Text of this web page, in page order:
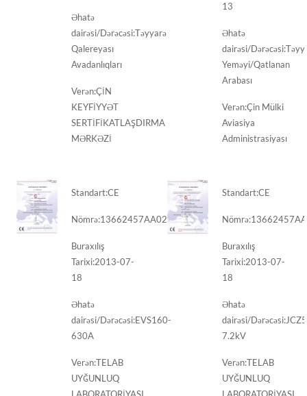
Əhatə
dairəsi/Dərəcəsi:Təyyarə
Qalereyası
Avadanlıqları
Verən:ÇİN
KEYFİYYƏT
SERTİFİKATLAŞDIRMA
MƏRKƏZİ
13
Əhatə
dairəsi/Dərəcəsi:
Yeməyi/Qatlanan
Arabası
Verən:Çin Mülki
Aviasiya
Administrasiyası
Standart:CE
Nömrə:13662457AA02
Buraxılış
Tarixi:2013-07-
18
Əhatə
dairəsi/Dərəcəsi:EVS160-
630A
Verən:TELAB
UYĞUNLUQ
Standart:CE
Nömrə:
Buraxılış
Tarixi:2013-07-
18
Əhatə
dairəsi/Dərəcəsi:
7.2kV
Verən:TELAB
UYĞUNLUQ